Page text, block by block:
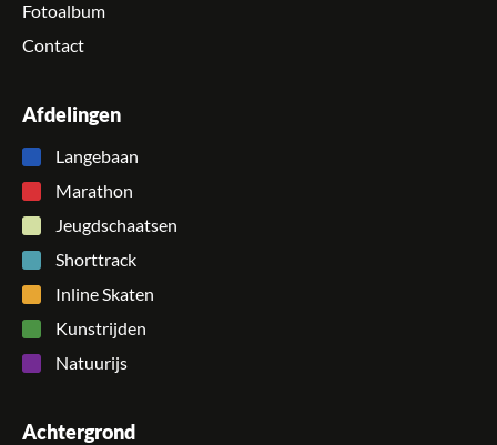
Fotoalbum
Contact
Afdelingen
Langebaan
Marathon
Jeugdschaatsen
Shorttrack
Inline Skaten
Kunstrijden
Natuurijs
Achtergrond